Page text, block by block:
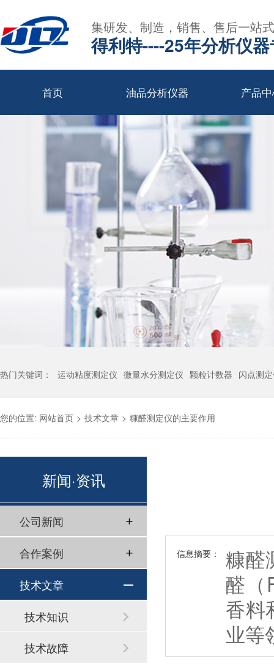
集研发、制造，销售、售后一站
得利特----25年分析仪
首页 油品分析仪器 产品
热门关键词： 运动粘度测定仪 微量水分测定仪 颗粒计数器 闪点测
您的位置: 网站首页 > 技术文章 > 糠醛测定仪的主要作用
信息摘要：
糠醛
醛（
香料
业等
新闻·资讯
公司新闻
合作案例
技术文章
技术知识
技术故障